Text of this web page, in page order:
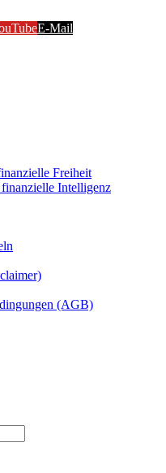
E-Mail
Freiheit
Intelligenz
(AGB)